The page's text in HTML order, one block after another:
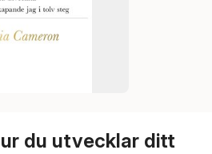
du utvecklar ditt